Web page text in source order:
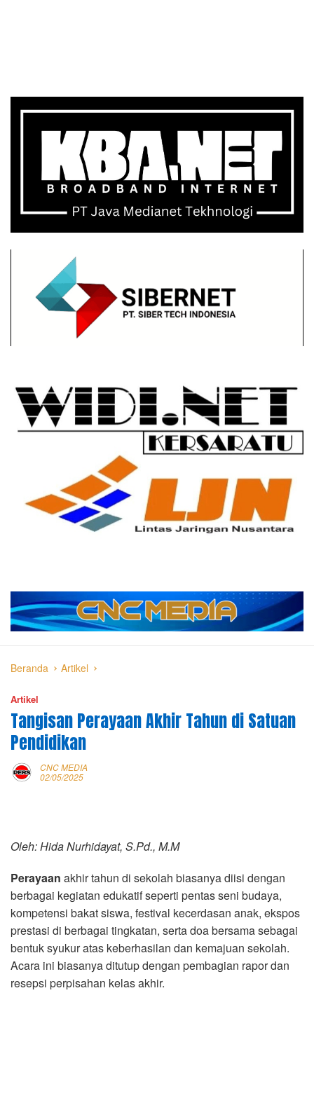
Beranda Artikel
Artikel
Tangisan Perayaan Akhir Tahun di Satuan
Pendidikan
CNC MEDIA
02/05/2025
Oleh: Hida Nurhidayat, S.Pd., M.M
Perayaan akhir tahun di sekolah biasanya diisi dengan
berbagai kegiatan edukatif seperti pentas seni budaya,
kompetensi bakat siswa, festival kecerdasan anak, ekspos
prestasi di berbagai tingkatan, serta doa bersama sebagai
bentuk syukur atas keberhasilan dan kemajuan sekolah.
Acara ini biasanya ditutup dengan pembagian rapor dan
resepsi perpisahan kelas akhir.